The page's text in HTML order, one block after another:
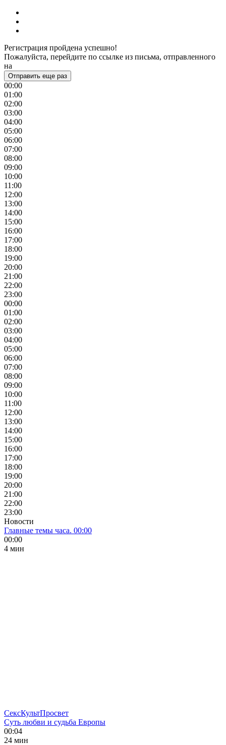
Регистрация пройдена успешно!
Пожалуйста, перейдите по ссылке из письма, отправленного
на
Отправить еще раз
00:00
01:00
02:00
03:00
04:00
05:00
06:00
07:00
08:00
09:00
10:00
11:00
12:00
13:00
14:00
15:00
16:00
17:00
18:00
19:00
20:00
21:00
22:00
23:00
00:00
01:00
02:00
03:00
04:00
05:00
06:00
07:00
08:00
09:00
10:00
11:00
12:00
13:00
14:00
15:00
16:00
17:00
18:00
19:00
20:00
21:00
22:00
23:00
Новости
Главные темы часа. 00:00
00:00
4 мин
СексКультПросвет
Суть любви и судьба Европы
00:04
24 мин